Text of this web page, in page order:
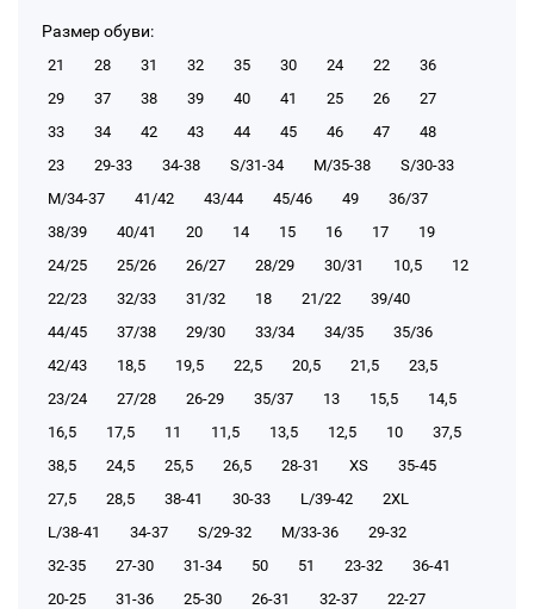
Размер обуви:
21 28 31 32 35 30 24 22
36
29
37 38 39 40 41 25 26
27
33
34 42 43 44 45 46 47
48
23
29-33 34-38 S/31-34 М/35-38
S/30-33
М/34-37
41/42 43/44 45/46 49
36/37
38/39
40/41 20 14 15 16 17
19
24/25
25/26 26/27 28/29 30/31 10,5
12
22/23
32/33 31/32 18 21/22
39/40
44/45
37/38 29/30 33/34 34/35
35/36
42/43
18,5 19,5 22,5 20,5 21,5
23,5
23/24
27/28 26-29 35/37 13 15,5
14,5
16,5
17,5 11 11,5 13,5 12,5 10
37,5
38,5
24,5 25,5 26,5 28-31 XS
35-45
27,5
28,5 38-41 30-33 L/39-42
2XL
L/38-41
34-37 S/29-32 М/33-36
29-32
32-35
27-30 31-34 50 51 23-32
36-41
20-25
31-36 25-30 26-31 32-37
22-27